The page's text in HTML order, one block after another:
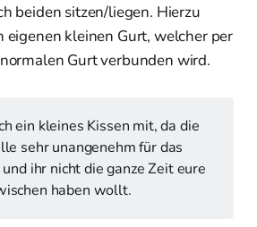
beiden sitzen/liegen. Hierzu
eigenen kleinen Gurt, welcher per
Gurt verbunden wird.
ein kleines Kissen mit, da die
sehr unangenehm für das
ihr nicht die ganze Zeit eure
haben wollt.